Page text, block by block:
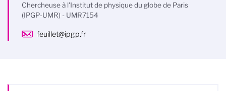
Chercheuse à l'Institut de physique du globe de Paris
(IPGP-UMR) - UMR7154
feuillet@ipgp.fr